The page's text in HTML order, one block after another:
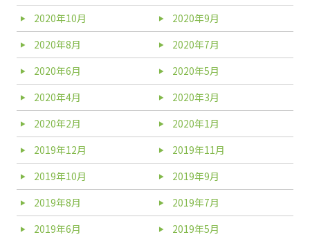
2020年10月
2020年9月
2020年8月
2020年7月
2020年6月
2020年5月
2020年4月
2020年3月
2020年2月
2020年1月
2019年12月
2019年11月
2019年10月
2019年9月
2019年8月
2019年7月
2019年6月
2019年5月